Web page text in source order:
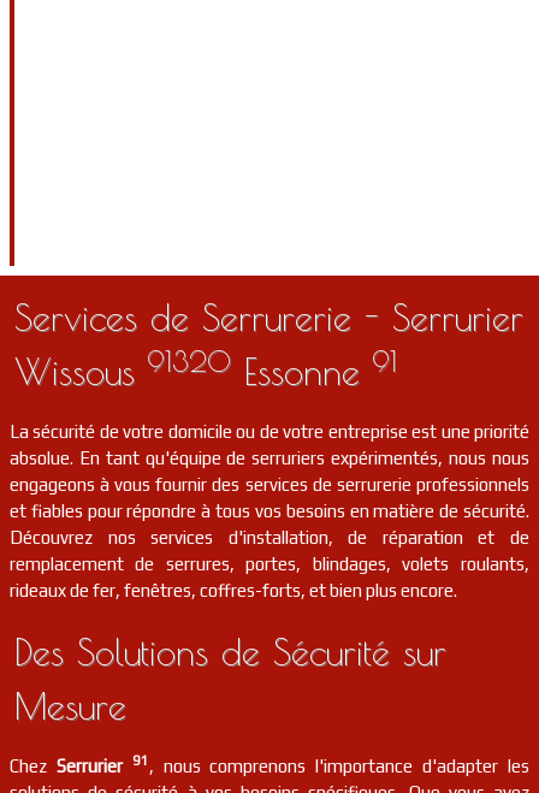
Services de Serrurerie - Serrurier
Wissous 91320 Essonne 91
La sécurité de votre domicile ou de votre entreprise est une priorité
absolue. En tant qu'équipe de serruriers expérimentés, nous nous
engageons à vous fournir des services de serrurerie professionnels
et fiables pour répondre à tous vos besoins en matière de sécurité.
Découvrez nos services d'installation, de réparation et de
remplacement de serrures, portes, blindages, volets roulants,
rideaux de fer, fenêtres, coffres-forts, et bien plus encore.
Des Solutions de Sécurité sur
Mesure
Chez Serrurier 91 , nous comprenons l'importance d'adapter les